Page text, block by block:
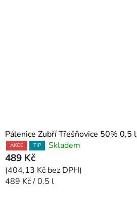
Pálenice Zubří Třešňovice 50% 0,5 l
AKCE TIP Skladem
489 Kč
(404,13 Kč bez DPH)
Měrná
489 Kč / 0.5 l